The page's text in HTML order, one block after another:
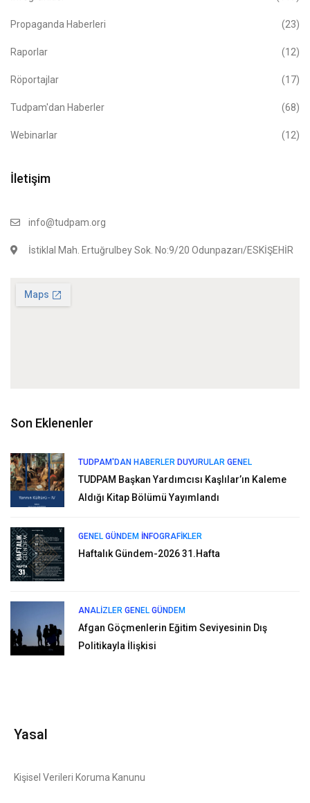
Propaganda Haberleri (23)
Raporlar (12)
Röportajlar (17)
Tudpam'dan Haberler (68)
Webinarlar (12)
İletişim
info@tudpam.org
İstiklal Mah. Ertuğrulbey Sok. No:9/20 Odunpazarı/ESKİŞEHİR
Son Eklenenler
TUDPAM'DAN HABERLER DUYURULAR GENEL
TUDPAM Başkan Yardımcısı Kaşlılar’ın Kaleme
Aldığı Kitap Bölümü Yayımlandı
GENEL GÜNDEM İNFOGRAFIKLER
Haftalık Gündem-2026 31.Hafta
ANALIZLER GENEL GÜNDEM
Afgan Göçmenlerin Eğitim Seviyesinin Dış
Politikayla İlişkisi
Yasal
Kişisel Verileri Koruma Kanunu